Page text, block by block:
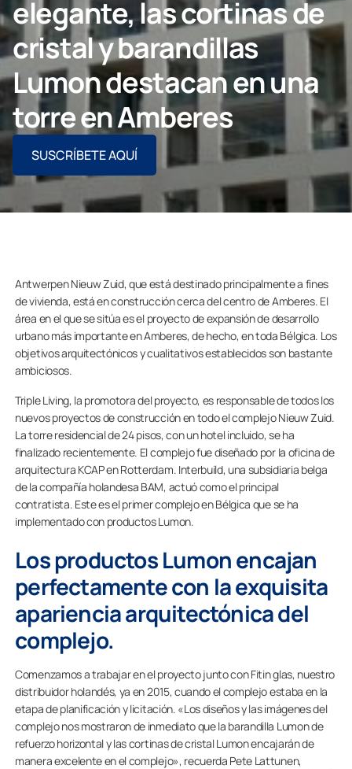
Particulares
Grupo Lumon
CONTACTO PROFESIONAL
elegante, las cortinas de
cristal y barandillas
Lumon destacan en una
torre en Amberes
SUSCRÍBETE AQUÍ
Antwerpen Nieuw Zuid, que está destinado principalmente a fines
de vivienda, está en construcción cerca del centro de Amberes. El
área en el que se sitúa es el proyecto de expansión de desarrollo
urbano más importante en Amberes, de hecho, en toda Bélgica. Los
objetivos arquitectónicos y cualitativos establecidos son bastante
ambiciosos.
Triple Living, la promotora del proyecto, es responsable de todos los
nuevos proyectos de construcción en todo el complejo Nieuw Zuid.
La torre residencial de 24 pisos, con un hotel incluido, se ha
finalizado recientemente. El complejo fue diseñado por la oficina de
arquitectura KCAP en Rotterdam. Interbuild, una subsidiaria belga
de la compañía holandesa BAM, actuó como el principal
contratista. Este es el primer complejo en Bélgica que se ha
implementado con productos Lumon.
Los productos Lumon encajan
perfectamente con la exquisita
apariencia arquitectónica del
complejo.
Comenzamos a trabajar en el proyecto junto con Fitin glas, nuestro
distribuidor holandés, ya en 2015, cuando el complejo estaba en la
etapa de planificación y licitación. «Los diseños y las imágenes del
complejo nos mostraron de inmediato que la barandilla Lumon de
refuerzo horizontal y las cortinas de cristal Lumon encajarán de
manera excelente en el complejo», recuerda Pete Lattunen,